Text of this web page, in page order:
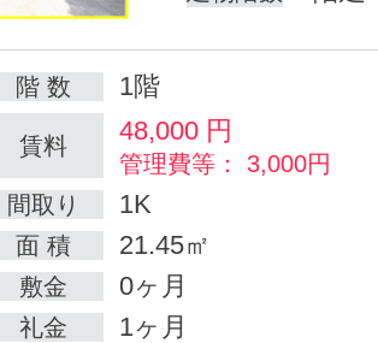
階 数 1階
賃料 48,000 円
管理費等： 3,000円
間取り
1K
面 積 21.45㎡
敷金 0ヶ月
礼金 1ヶ月